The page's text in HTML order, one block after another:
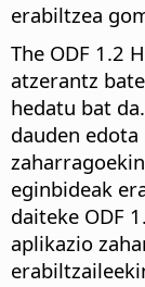
erabiltzea
The ODF 1.2
atzerantz
hedatu bat
dauden
eginbideak
daiteke ODF
aplikazio